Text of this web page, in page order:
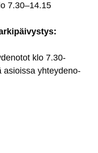
7.30–14.15
klo 7.30-
asiois­sa yh­tey­de­no­